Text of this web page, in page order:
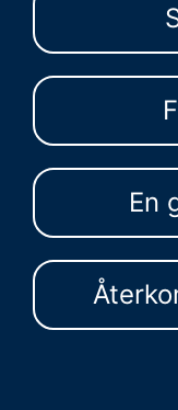
En